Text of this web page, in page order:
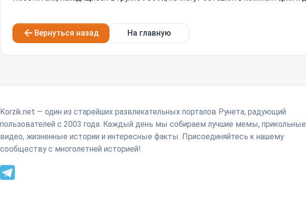
Вернуться назад На главную
Korzik.net — один из старейших развлекательных порталов Рунета, радующий
пользователей с 2003 года. Каждый день мы собираем лучшие мемы, прикольные
видео, жизненные истории и интересные факты. Присоединяйтесь к нашему
сообществу с многолетней историей!